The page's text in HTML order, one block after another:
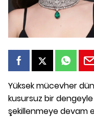
Yüksek mücevher
kusursuz bir
şekillenmeye devam